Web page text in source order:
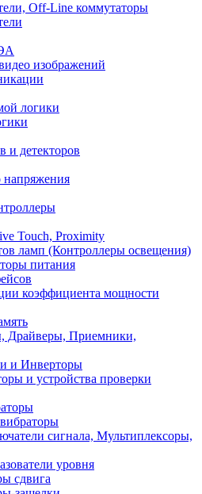
Off-Line коммутаторы
изображений
логики
и детекторов
напряжения
Touch, Proximity
ламп (Контроллеры освещения)
питания
коэффициента мощности
Драйверы, Приемники,
и Инверторы
и устройства проверки
сигнала, Мультиплексоры,
уровня
сдвига